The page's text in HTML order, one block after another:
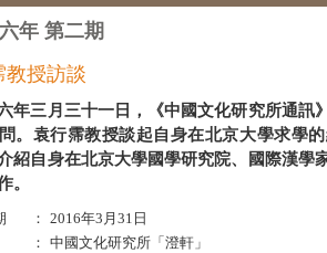
年 第二期
教授訪談
年三月三十一日，《中國文化研究所通訊
。袁行霈教授談起自身在北京大學求學
紹自身在北京大學國學研究院、國際漢學
。
： 2016年3月31日
： 中國文化研究所「澄軒」